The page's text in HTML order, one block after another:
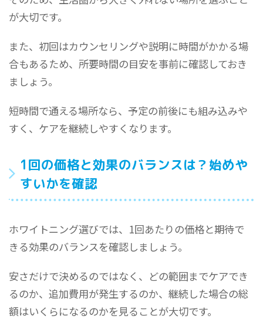
が大切です。
また、初回はカウンセリングや説明に時間がかかる場
合もあるため、所要時間の目安を事前に確認しておき
ましょう。
短時間で通える場所なら、予定の前後にも組み込みや
すく、ケアを継続しやすくなります。
1回の価格と効果のバランスは？始めや
すいかを確認
ホワイトニング選びでは、1回あたりの価格と期待で
きる効果のバランスを確認しましょう。
安さだけで決めるのではなく、どの範囲までケアでき
るのか、追加費用が発生するのか、継続した場合の総
額はいくらになるのかを見ることが大切です。